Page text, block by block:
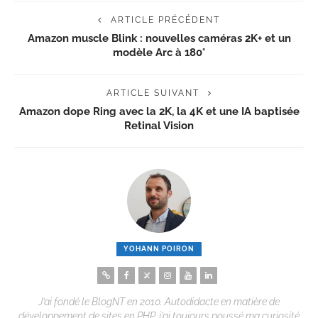
ARTICLE PRÉCÉDENT
Amazon muscle Blink : nouvelles caméras 2K+ et un
modèle Arc à 180°
ARTICLE SUIVANT
Amazon dope Ring avec la 2K, la 4K et une IA baptisée
Retinal Vision
YOHANN POIRON
J’ai fondé le BlogNT en 2010. Autodidacte en matière de